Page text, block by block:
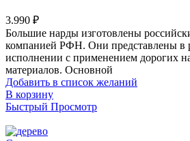
3.990 ₽
Большие нарды изготовлены
компанией РФН. Они представлены в
исполнении с применением дорогих
материалов. Основной
Добавить в список желаний
В корзину
Быстрый Просмотр